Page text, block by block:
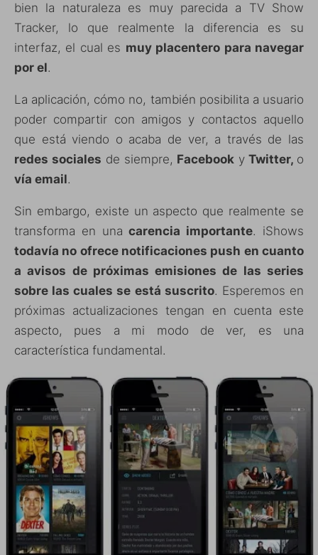
bien la naturaleza es muy parecida a TV Show
Tracker, lo que realmente la diferencia es su
interfaz, el cual es muy placentero para navegar
por el.
La aplicación, cómo no, también posibilita a usuario
poder compartir con amigos y contactos aquello
que está viendo o acaba de ver, a través de las
redes sociales de siempre, Facebook y Twitter, o
vía email.
Sin embargo, existe un aspecto que realmente se
transforma en unacarencia importante. iShows
todavía no ofrece notificaciones push en cuanto
a avisos de próximas emisiones de las series
sobre las cuales se está suscrito. Esperemos en
próximas actualizaciones tengan en cuenta este
aspecto, pues a mi modo de ver, es una
característica fundamental.